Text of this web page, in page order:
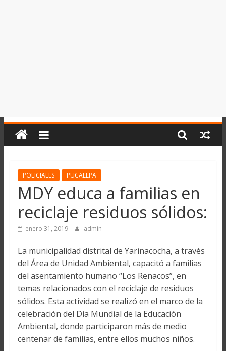
POLICIALES PUCALLPA
MDY educa a familias en
reciclaje residuos sólidos:
enero 31, 2019 admin
La municipalidad distrital de Yarinacocha, a través
del Área de Unidad Ambiental, capacitó a familias
del asentamiento humano “Los Renacos”, en
temas relacionados con el reciclaje de residuos
sólidos. Esta actividad se realizó en el marco de la
celebración del Día Mundial de la Educación
Ambiental, donde participaron más de medio
centenar de familias, entre ellos muchos niños.